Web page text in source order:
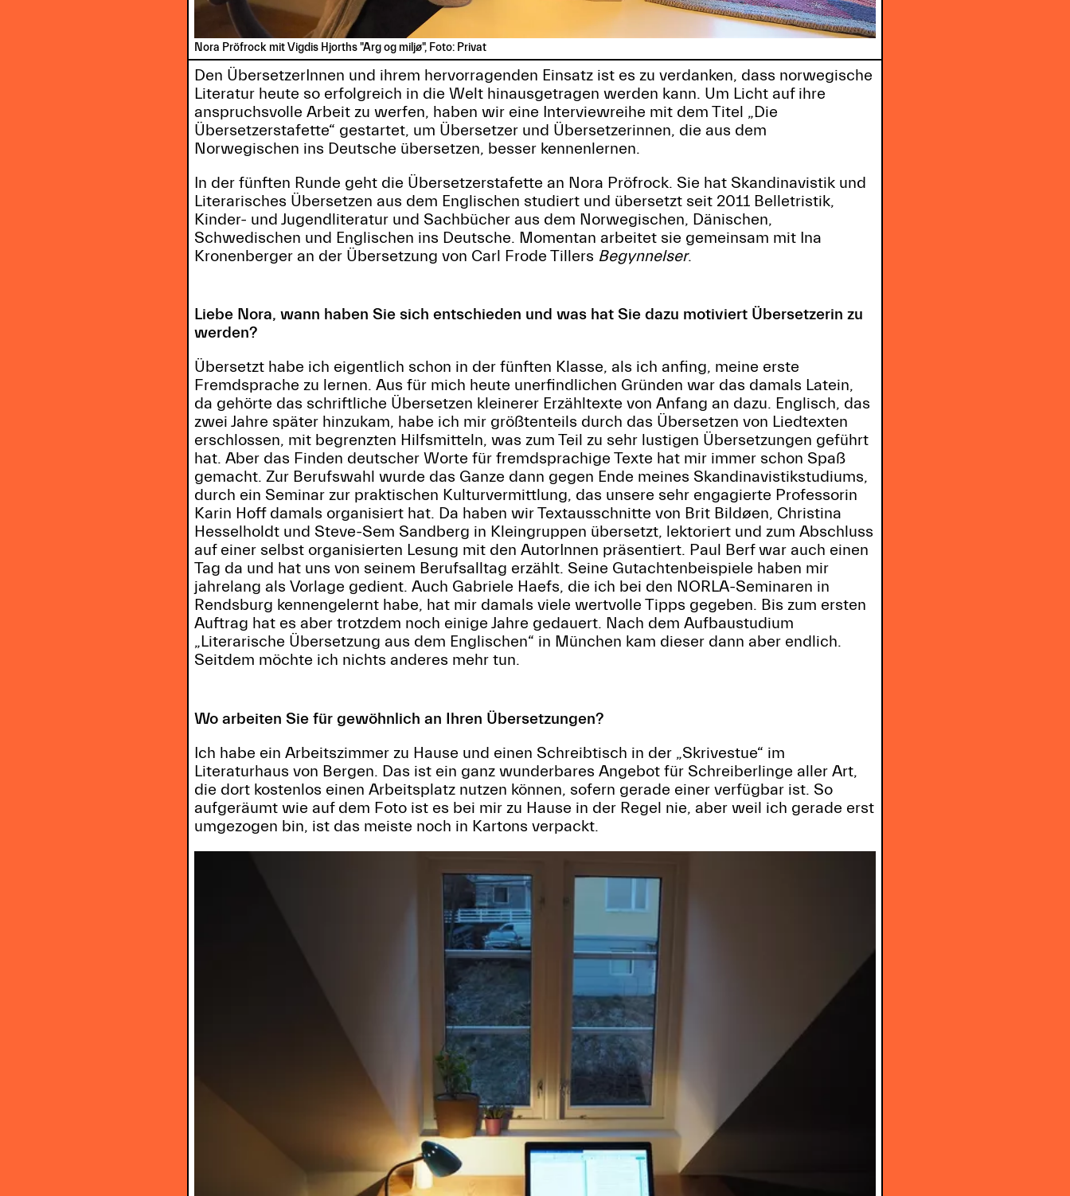
Nora Pröfrock mit Vigdis Hjorths "Arg og miljø", Foto: Privat
Den ÜbersetzerInnen und ihrem hervorragenden Einsatz ist es zu verdanken, dass norwegische
Literatur heute so erfolgreich in die Welt hinausgetragen werden kann. Um Licht auf ihre
anspruchsvolle Arbeit zu werfen, haben wir eine Interviewreihe mit dem Titel „Die
Übersetzerstafette“ gestartet, um Übersetzer und Übersetzerinnen, die aus dem
Norwegischen ins Deutsche übersetzen, besser kennenlernen.
In der fünften Runde geht die Übersetzerstafette an Nora Pröfrock. Sie hat Skandinavistik und
Literarisches Übersetzen aus dem Englischen studiert und übersetzt seit 2011 Belletristik,
Kinder- und Jugendliteratur und Sachbücher aus dem Norwegischen, Dänischen,
Schwedischen und Englischen ins Deutsche. Momentan arbeitet sie gemeinsam mit Ina
Kronenberger an der Übersetzung von Carl Frode Tillers Begynnelser.
Liebe Nora, wann haben Sie sich entschieden und was hat Sie dazu motiviert Übersetzerin zu
werden?
Übersetzt habe ich eigentlich schon in der fünften Klasse, als ich anfing, meine erste
Fremdsprache zu lernen. Aus für mich heute unerfindlichen Gründen war das damals Latein,
da gehörte das schriftliche Übersetzen kleinerer Erzähltexte von Anfang an dazu. Englisch, das
zwei Jahre später hinzukam, habe ich mir größtenteils durch das Übersetzen von Liedtexten
erschlossen, mit begrenzten Hilfsmitteln, was zum Teil zu sehr lustigen Übersetzungen geführt
hat. Aber das Finden deutscher Worte für fremdsprachige Texte hat mir immer schon Spaß
gemacht. Zur Berufswahl wurde das Ganze dann gegen Ende meines Skandinavistikstudiums,
durch ein Seminar zur praktischen Kulturvermittlung, das unsere sehr engagierte Professorin
Karin Hoff damals organisiert hat. Da haben wir Textausschnitte von Brit Bildøen, Christina
Hesselholdt und Steve-Sem Sandberg in Kleingruppen übersetzt, lektoriert und zum Abschluss
auf einer selbst organisierten Lesung mit den AutorInnen präsentiert. Paul Berf war auch einen
Tag da und hat uns von seinem Berufsalltag erzählt. Seine Gutachtenbeispiele haben mir
jahrelang als Vorlage gedient. Auch Gabriele Haefs, die ich bei den NORLA-Seminaren in
Rendsburg kennengelernt habe, hat mir damals viele wertvolle Tipps gegeben. Bis zum ersten
Auftrag hat es aber trotzdem noch einige Jahre gedauert. Nach dem Aufbaustudium
„Literarische Übersetzung aus dem Englischen“ in München kam dieser dann aber endlich.
Seitdem möchte ich nichts anderes mehr tun.
Wo arbeiten Sie für gewöhnlich an Ihren Übersetzungen?
Ich habe ein Arbeitszimmer zu Hause und einen Schreibtisch in der „Skrivestue“ im
Literaturhaus von Bergen. Das ist ein ganz wunderbares Angebot für Schreiberlinge aller Art,
die dort kostenlos einen Arbeitsplatz nutzen können, sofern gerade einer verfügbar ist. So
aufgeräumt wie auf dem Foto ist es bei mir zu Hause in der Regel nie, aber weil ich gerade erst
umgezogen bin, ist das meiste noch in Kartons verpackt.